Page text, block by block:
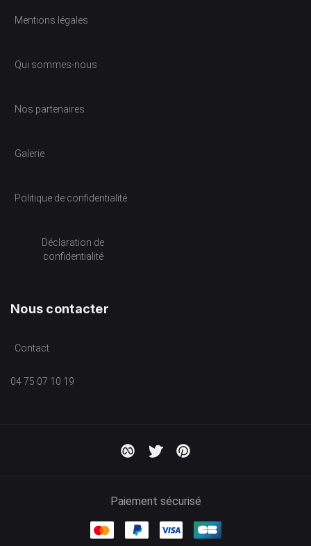
Mentions légales
Qui sommes-nous
Nos partenaires
Galerie
Politique de confidentialité
Déclaration de
confidentialité
Nous contacter
Contact
04 75 07 10 19
Paiement sécurisé